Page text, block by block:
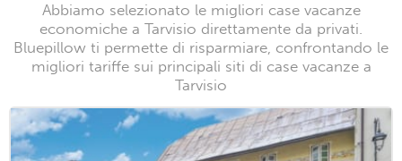
Abbiamo selezionato le migliori case vacanze
economiche a Tarvisio direttamente da privati.
Bluepillow ti permette di risparmiare, confrontando le
migliori tariffe sui principali siti di case vacanze a
Tarvisio